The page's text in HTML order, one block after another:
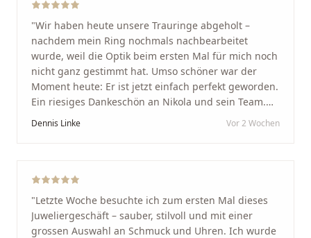
"Wir haben heute unsere Trauringe abgeholt –
nachdem mein Ring nochmals nachbearbeitet
wurde, weil die Optik beim ersten Mal für mich noch
nicht ganz gestimmt hat. Umso schöner war der
Moment heute: Er ist jetzt einfach perfekt geworden.
Ein riesiges Dankeschön an Nikola und sein Team.
Vom ersten Termin an wurden wir jedes Mal
Arbeit und seine Kunden wirklich am Herzen liegen.
Service und echte Herzlichkeit schätzt, ist hier genau
richtig."
Dennis Linke Vor 2 Wochen
"Letzte Woche besuchte ich zum ersten Mal dieses
Juweliergeschäft – sauber, stilvoll und mit einer
grossen Auswahl an Schmuck und Uhren. Ich wurde